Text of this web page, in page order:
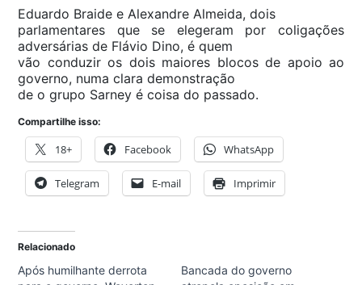
Eduardo Braide e Alexandre Almeida, dois
parlamentares que se elegeram por coligações
adversárias de Flávio Dino, é quem
vão conduzir os dois maiores blocos de apoio ao
governo, numa clara demonstração
de o grupo Sarney é coisa do passado.
Compartilhe isso:
18+ Facebook WhatsApp
Telegram E-mail Imprimir
Relacionado
Após humilhante derrota
Bancada do governo